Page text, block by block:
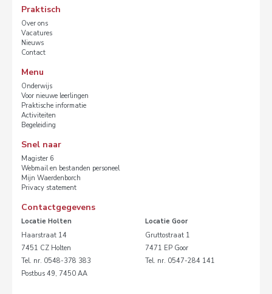
Praktisch
Over ons
Vacatures
Nieuws
Contact
Menu
Onderwijs
Voor nieuwe leerlingen
Praktische informatie
Activiteiten
Begeleiding
Snel naar
Magister 6
Webmail en bestanden personeel
Mijn Waerdenborch
Privacy statement
Contactgegevens
Locatie Holten
Haarstraat 14
7451 CZ Holten
Tel. nr. 0548-378 383
Postbus 49, 7450 AA
Locatie Goor
Gruttostraat 1
7471 EP Goor
Tel. nr. 0547-284 141